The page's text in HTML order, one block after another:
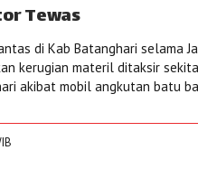
Tewas
di Kab Batanghari selama
kerugian materil ditaksir
akibat mobil angkutan batu